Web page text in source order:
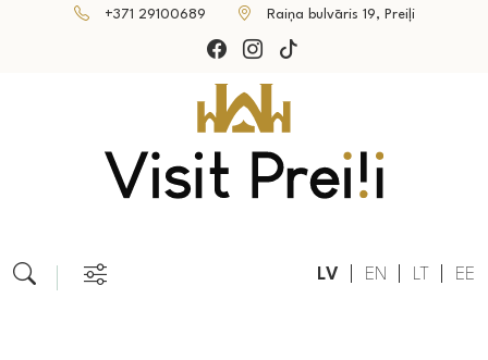
+371 29100689 Raiņa bulvāris 19, Preiļi
LV EN LT EE